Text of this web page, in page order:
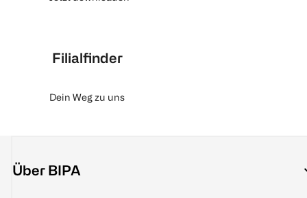
Filialfinder
Dein Weg zu uns
Über BIPA